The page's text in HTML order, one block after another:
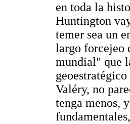
en toda la
Huntington
temer sea un
largo forcejeo
mundial" que
Valéry, no
tenga menos,